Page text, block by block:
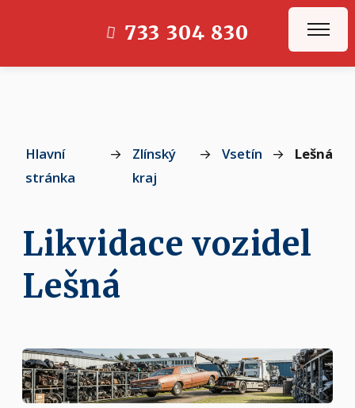
733 304 830
Hlavní
stránka
→
Zlínský
kraj
→ Vsetín → Lešná
Likvidace vozidel
Lešná